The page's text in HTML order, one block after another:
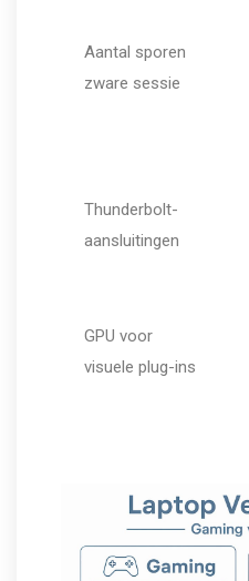
Aantal sporen
zware sessie
Thunderbolt-
aansluitingen
GPU voor
visuele plug-ins